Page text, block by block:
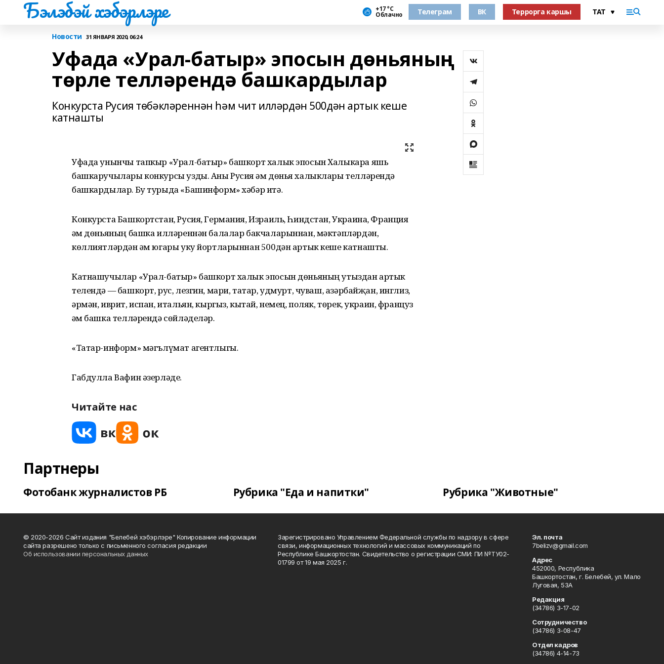
Бэлэбэй хэбэрлэре +17 °С
Облачно Телеграм ВК Террорга каршы
Новости 31 ЯНВАРЯ 2020, 06:24
Уфада «Урал-батыр» эпосын дөньяның
төрле телләрендә башкардылар
Конкурста Русия төбәкләреннән һәм чит илләрдән 500дән артык кеше
катнашты
Уфада унынчы тапкыр «Урал-батыр» башкорт халык эпосын Халыкара яшь
башкаручылары конкурсы узды. Аны Русия һәм дөнья халыклары телләрендә
башкардылар. Бу турыда «Башинформ» хәбәр итә.
Конкурста Башкортстан, Русия, Германия, Израиль, Һиндстан, Украина, Франция
һәм дөньяның башка илләреннән балалар бакчаларыннан, мәктәпләрдән,
көллиятләрдән һәм югары уку йортларыннан 500дән артык кеше катнашты.
Катнашучылар «Урал-батыр» башкорт халык эпосын дөньяның утыздан артык
телендә — башкорт, рус, лезгин, мари, татар, удмурт, чуваш, азәрбайҗан, инглиз,
әрмән, иврит, испан, итальян, кыргыз, кытай, немец, поляк, төрек, украин, француз
һәм башка телләрендә сөйләделәр.
«Татар-информ» мәгълүмат агентлыгы.
Габдулла Вафин әзерләде.
Читайте нас
Партнеры
Фотобанк журналистов РБ Рубрика "Еда и напитки" Рубрика "Животные"
© 2020-2026 Сайт издания "Белебей хэбэрлэре" Копирование информации
сайта разрешено только с письменного согласия редакции
Об использовании персональных данных
Зарегистрировано Управлением Федеральной службы по надзору в сфере
связи, информационных технологий и массовых коммуникаций по
Республике Башкортостан. Свидетельство о регистрации СМИ: ПИ №ТУ02-
01799 от 19 мая 2025 г.
Эл. почта
7belizv@gmail.com
Адрес
452000, Республика
Башкортостан, г. Белебей, ул. Мало
Луговая, 53А
Редакция
(34786) 3-17-02
Сотрудничество
(34786) 3-08-47
Отдел кадров
(34786) 4-14-73